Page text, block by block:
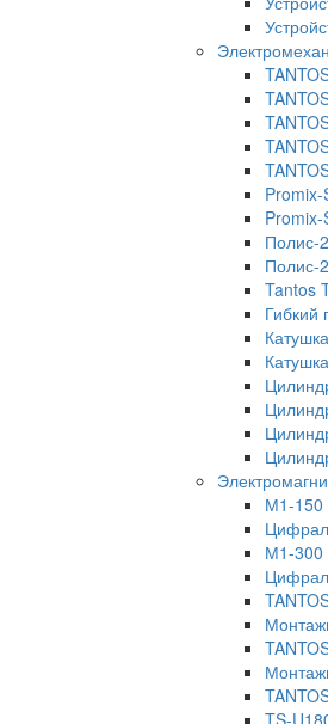
Полис-
Полис-
Tantos
Гибкий
М1-150
М1-300
TS-